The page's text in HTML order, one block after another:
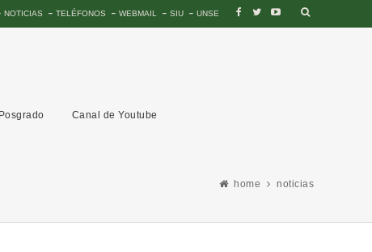
NOTICIAS TELÉFONOS WEBMAIL SIU UNSE
Posgrado Canal de Youtube
home noticias